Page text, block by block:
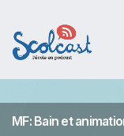
MF: Bain et